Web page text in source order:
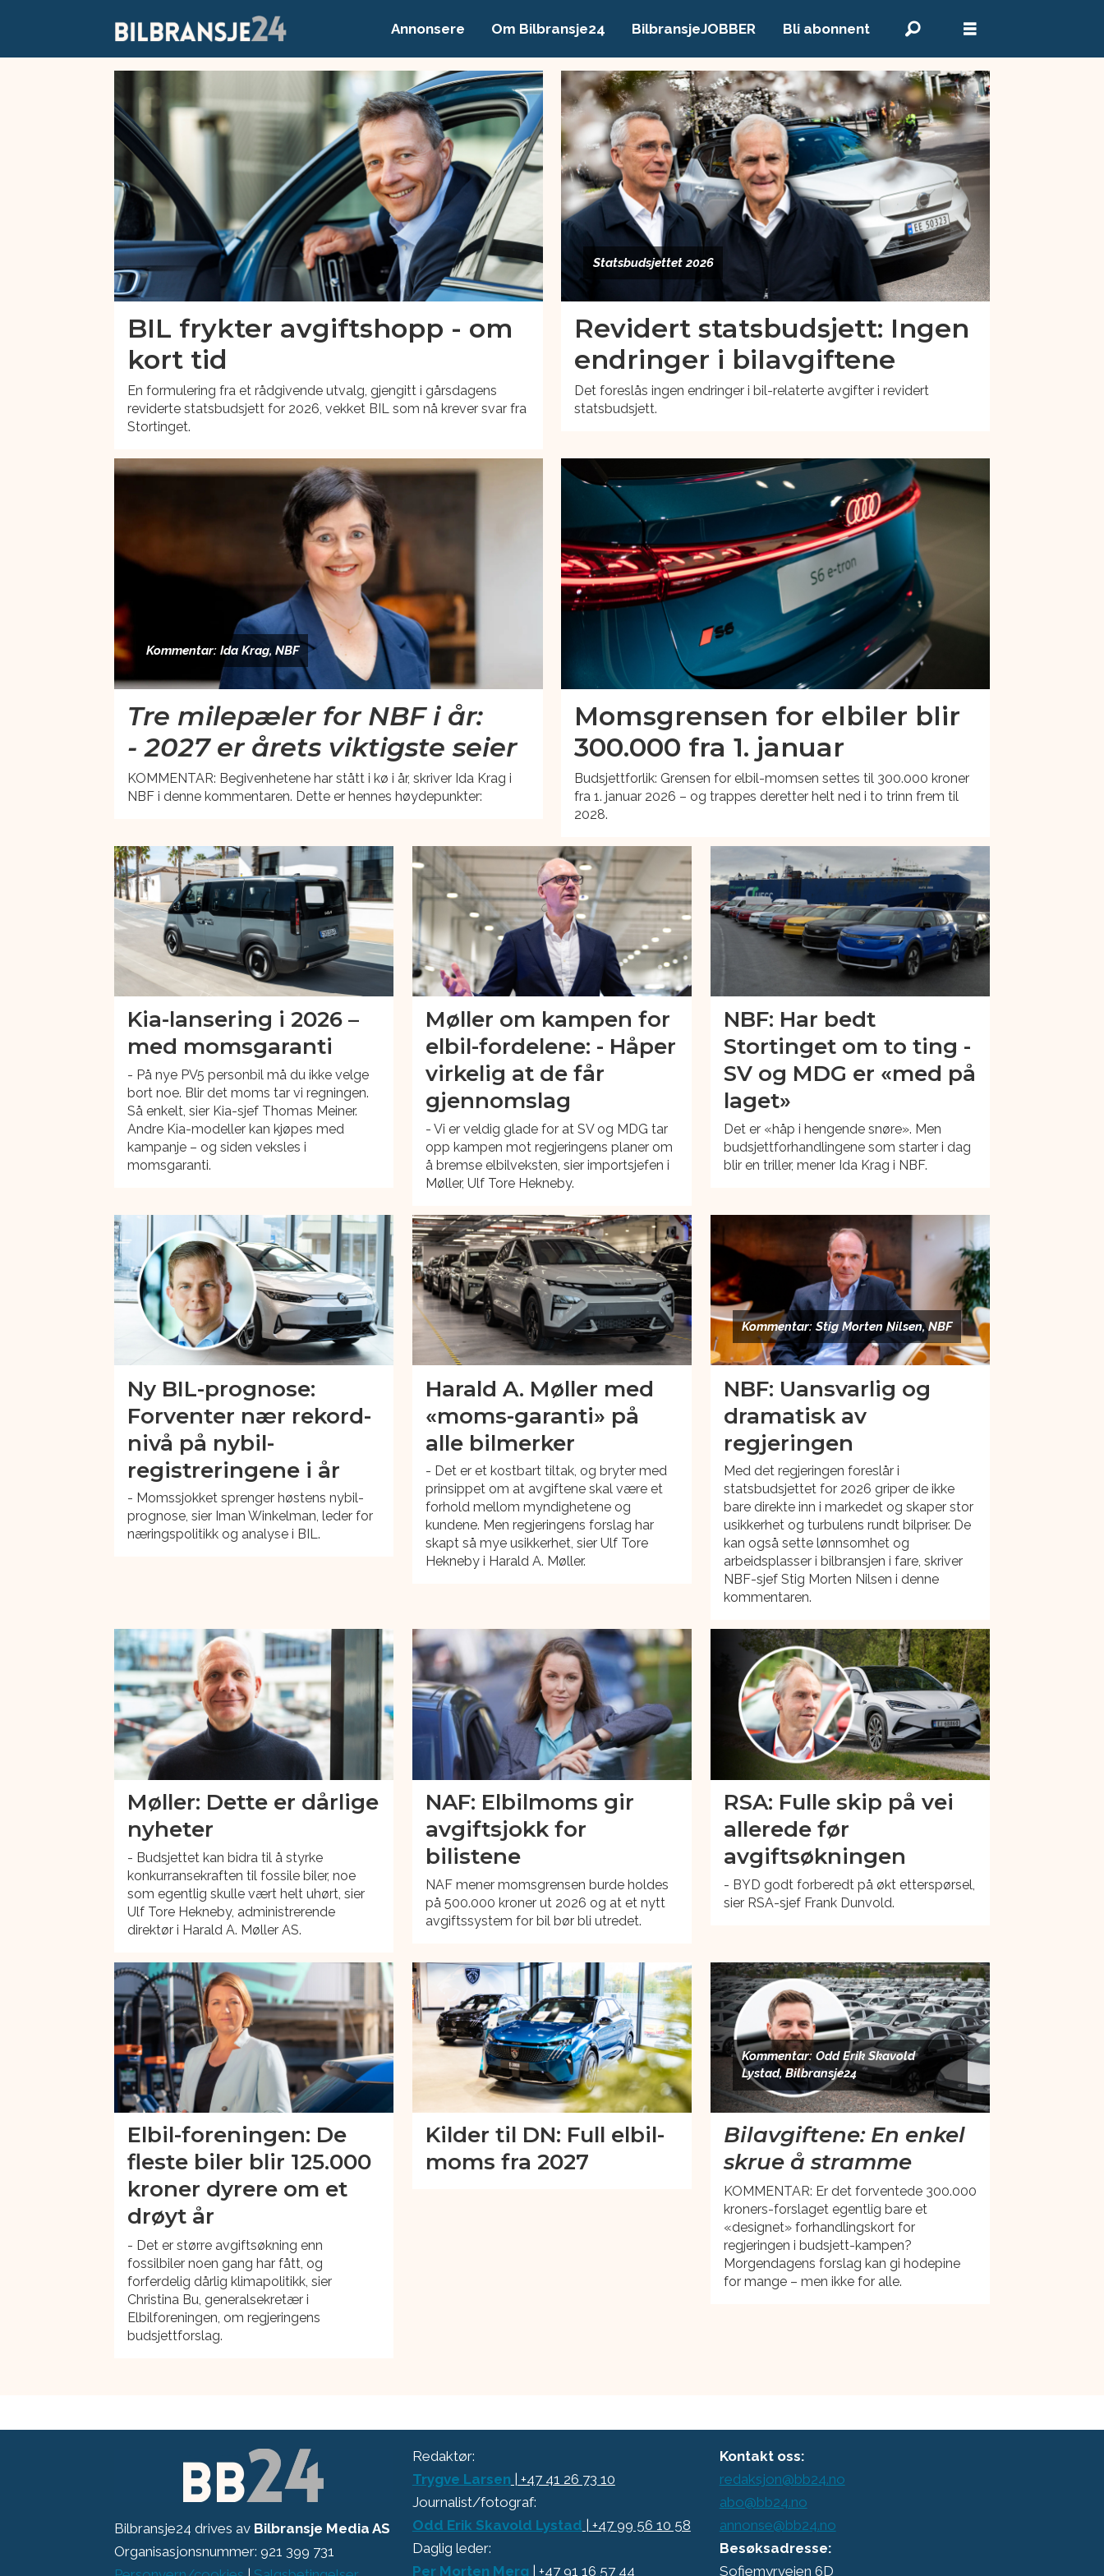
Annonsere Om Bilbransje24 BilbransjeJOBBER Bli abonnent
statsbudsjettet
BIL frykter avgiftshopp - om
kort tid
En formulering fra et rådgivende utvalg, gjengitt i gårsdagens
reviderte statsbudsjett for 2026, vekket BIL som nå krever svar fra
Stortinget.
Statsbudsjettet 2026
Revidert statsbudsjett: Ingen
endringer i bilavgiftene
Det foreslås ingen endringer i bil-relaterte avgifter i revidert
statsbudsjett.
Kommentar: Ida Krag, NBF
Tre milepæler for NBF i år:
- 2027 er årets viktigste seier
KOMMENTAR: Begivenhetene har stått i kø i år, skriver Ida Krag i
NBF i denne kommentaren. Dette er hennes høydepunkter:
Momsgrensen for elbiler blir
300.000 fra 1. januar
Budsjettforlik: Grensen for elbil-momsen settes til 300.000 kroner
fra 1. januar 2026 – og trappes deretter helt ned i to trinn frem til
2028.
Kia-lansering i 2026 –
med momsgaranti
- På nye PV5 personbil må du ikke velge
bort noe. Blir det moms tar vi regningen.
Så enkelt, sier Kia-sjef Thomas Meiner.
Andre Kia-modeller kan kjøpes med
kampanje – og siden veksles i
momsgaranti.
Møller om kampen for
elbil-fordelene: - Håper
virkelig at de får
gjennomslag
- Vi er veldig glade for at SV og MDG tar
opp kampen mot regjeringens planer om
å bremse elbilveksten, sier importsjefen i
Møller, Ulf Tore Hekneby.
NBF: Har bedt
Stortinget om to ting -
SV og MDG er «med på
laget»
Det er «håp i hengende snøre». Men
budsjettforhandlingene som starter i dag
blir en triller, mener Ida Krag i NBF.
Ny BIL-prognose:
Forventer nær rekord-
nivå på nybil-
registreringene i år
- Momssjokket sprenger høstens nybil-
prognose, sier Iman Winkelman, leder for
næringspolitikk og analyse i BIL.
Harald A. Møller med
«moms-garanti» på
alle bilmerker
- Det er et kostbart tiltak, og bryter med
prinsippet om at avgiftene skal være et
forhold mellom myndighetene og
kundene. Men regjeringens forslag har
skapt så mye usikkerhet, sier Ulf Tore
Hekneby i Harald A. Møller.
Kommentar: Stig Morten Nilsen, NBF
NBF: Uansvarlig og
dramatisk av
regjeringen
Med det regjeringen foreslår i
statsbudsjettet for 2026 griper de ikke
bare direkte inn i markedet og skaper stor
usikkerhet og turbulens rundt bilpriser. De
kan også sette lønnsomhet og
arbeidsplasser i bilbransjen i fare, skriver
NBF-sjef Stig Morten Nilsen i denne
kommentaren.
Møller: Dette er dårlige
nyheter
- Budsjettet kan bidra til å styrke
konkurransekraften til fossile biler, noe
som egentlig skulle vært helt uhørt, sier
Ulf Tore Hekneby, administrerende
direktør i Harald A. Møller AS.
NAF: Elbilmoms gir
avgiftsjokk for
bilistene
NAF mener momsgrensen burde holdes
på 500.000 kroner ut 2026 og at et nytt
avgiftssystem for bil bør bli utredet.
RSA: Fulle skip på vei
allerede før
avgiftsøkningen
- BYD godt forberedt på økt etterspørsel,
sier RSA-sjef Frank Dunvold.
Elbil-foreningen: De
fleste biler blir 125.000
kroner dyrere om et
drøyt år
- Det er større avgiftsøkning enn
fossilbiler noen gang har fått, og
forferdelig dårlig klimapolitikk, sier
Christina Bu, generalsekretær i
Elbilforeningen, om regjeringens
budsjettforslag.
Kilder til DN: Full elbil-
moms fra 2027
Kommentar: Odd Erik Skavold
Lystad, Bilbransje24
Bilavgiftene: En enkel
skrue å stramme
KOMMENTAR: Er det forventede 300.000
kroners-forslaget egentlig bare et
«designet» forhandlingskort for
regjeringen i budsjett-kampen?
Morgendagens forslag kan gi hodepine
for mange – men ikke for alle.
Bilbransje24 drives av Bilbransje Media AS
Organisasjonsnummer: 921 399 731
Redaktør:
Trygve Larsen | +47 41 26 73 10
Journalist/fotograf:
Odd Erik Skavold Lystad | +47 99 56 10 58
Daglig leder:
Per Morten Merg | +47 91 16 57 44
Kontakt oss:
redaksjon@bb24.no
abo@bb24.no
annonse@bb24.no
Besøksadresse:
Sofiemyrveien 6D